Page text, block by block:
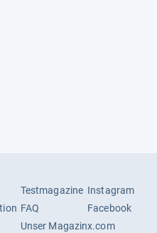
Testmagazine
FAQ
Unser Magazin
Instagram
Facebook
x.com